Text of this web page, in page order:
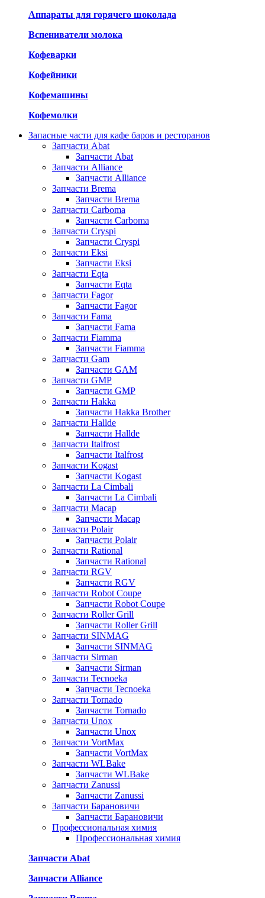
Аппараты для горячего шоколада
Вспениватели молока
Кофеварки
Кофейники
Кофемашины
Кофемолки
Запасные части для кафе баров и ресторанов
Запчасти Abat
Запчасти Abat
Запчасти Alliance
Запчасти Alliance
Запчасти Brema
Запчасти Brema
Запчасти Carboma
Запчасти Carboma
Запчасти Cryspi
Запчасти Cryspi
Запчасти Eksi
Запчасти Eksi
Запчасти Eqta
Запчасти Eqta
Запчасти Fagor
Запчасти Fagor
Запчасти Fama
Запчасти Fama
Запчасти Fiamma
Запчасти Fiamma
Запчасти Gam
Запчасти GAM
Запчасти GMP
Запчасти GMP
Запчасти Hakka
Запчасти Hakka Brother
Запчасти Hallde
Запчасти Hallde
Запчасти Italfrost
Запчасти Italfrost
Запчасти Kogast
Запчасти Kogast
Запчасти La Cimbali
Запчасти La Cimbali
Запчасти Macap
Запчасти Macap
Запчасти Polair
Запчасти Polair
Запчасти Rational
Запчасти Rational
Запчасти RGV
Запчасти RGV
Запчасти Robot Coupe
Запчасти Robot Coupe
Запчасти Roller Grill
Запчасти Roller Grill
Запчасти SINMAG
Запчасти SINMAG
Запчасти Sirman
Запчасти Sirman
Запчасти Tecnoeka
Запчасти Tecnoeka
Запчасти Tornado
Запчасти Tornado
Запчасти Unox
Запчасти Unox
Запчасти VortMax
Запчасти VortMax
Запчасти WLBake
Запчасти WLBake
Запчасти Zanussi
Запчасти Zanussi
Запчасти Барановичи
Запчасти Барановичи
Профессиональная химия
Профессиональная химия
Запчасти Abat
Запчасти Alliance